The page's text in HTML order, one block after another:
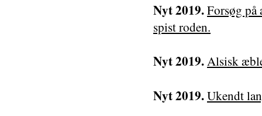
Nyt 2019.Forsøg på
spist roden.
Nyt 2019.Alsisk
Nyt 2019.Ukendt